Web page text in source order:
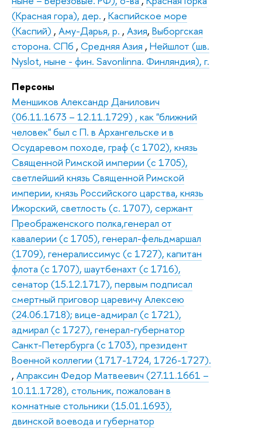
(Красная гора), дер. , Каспийское море
(Каспий) , Аму-Дарья, р. , Азия, Выборгская
сторона. СПб , Средняя Азия , Нейшлот (шв.
Nyslot, ныне - фин. Savonlinna. Финляндия), г.
Персоны
Меншиков Александр Данилович
(06.11.1673 – 12.11.1729) , как "ближний
человек" был с П. в Архангельске и в
Осударевом походе, граф (с 1702), князь
Священной Римской империи (с 1705),
светлейший князь Священной Римской
империи, князь Российского царства, князь
Ижорский, светлость (с. 1707), сержант
Преображенского полка,генерал от
кавалерии (с 1705), генерал-фельдмаршал
(1709), генералиссимус (с 1727), капитан
флота (с 1707), шаутбенахт (с 1716),
сенатор (15.12.1717), первым подписал
смертный приговор царевичу Алексею
(24.06.1718); вице-адмирал (с 1721),
адмирал (с 1727), генерал-губернатор
Санкт-Петербурга (с 1703), президент
Военной коллегии (1717-1724, 1726-1727).
, Апраксин Федор Матвеевич (27.11.1661 –
10.11.1728), стольник, пожалован в
комнатные стольники (15.01.1693),
двинской воевода и губернатор